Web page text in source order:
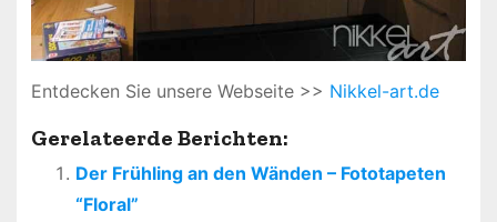
Entdecken Sie unsere Webseite >> Nikkel-art.de
Gerelateerde Berichten:
Der Frühling an den Wänden – Fototapeten
“Floral”